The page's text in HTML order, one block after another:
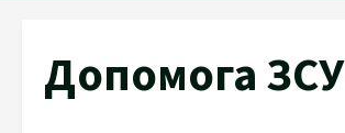
Допомога ЗСУ